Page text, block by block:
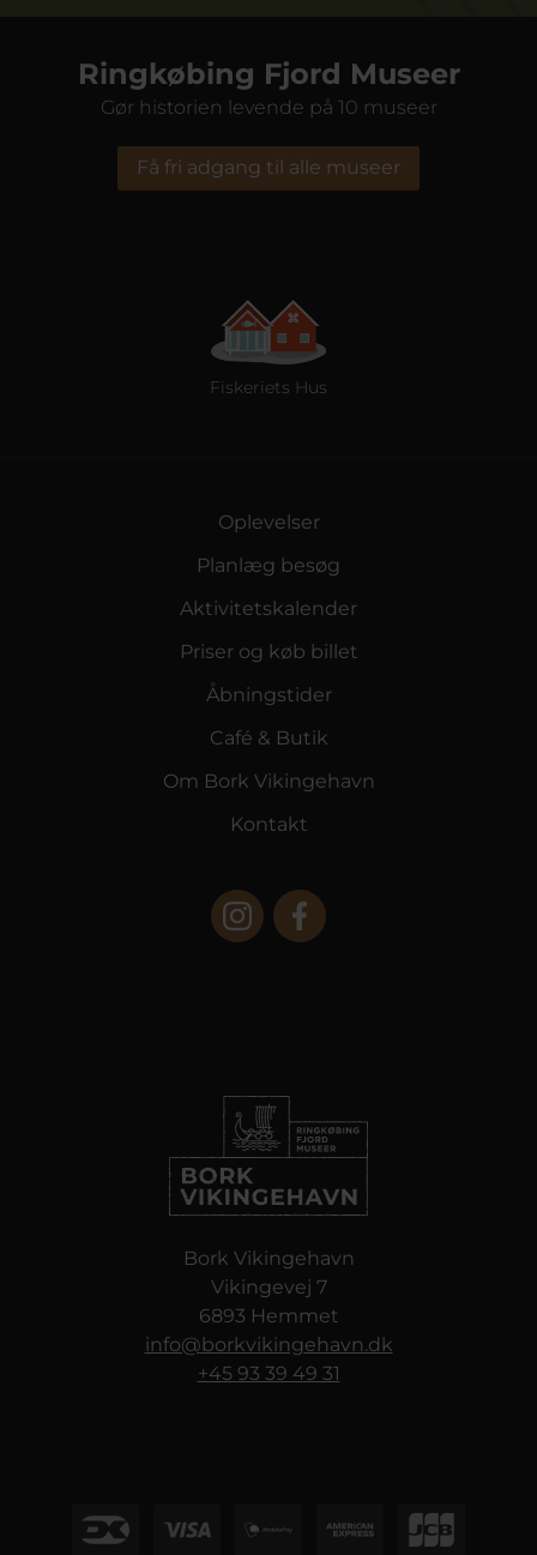
Ringkøbing Fjord Museer
Gør historien levende på 10 museer
Få fri adgang til alle museer
Fiskeriets Hus
Oplevelser
Planlæg besøg
Aktivitetskalender
Priser og køb billet
Åbningstider
Café & Butik
Om Bork Vikingehavn
Kontakt
Bork Vikingehavn
Vikingevej 7
6893 Hemmet
info@borkvikingehavn.dk
+45 93 39 49 31